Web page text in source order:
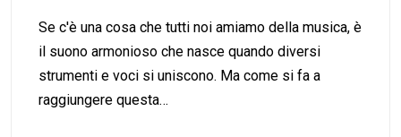
Se c'è una cosa che tutti noi amiamo della musica, è
il suono armonioso che nasce quando diversi
strumenti e voci si uniscono. Ma come si fa a
raggiungere questa…